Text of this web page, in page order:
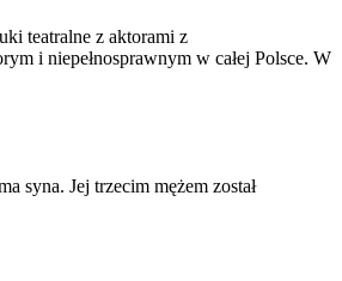
teatralne z aktorami z
i niepełnosprawnym w całej Polsce. W
syna. Jej trzecim mężem został